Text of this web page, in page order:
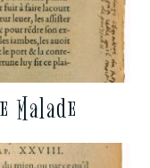
Malade